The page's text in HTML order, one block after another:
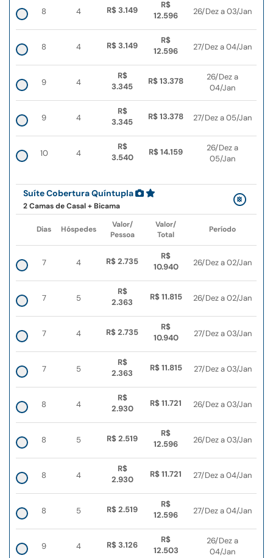
8 4 R$ 3.149
R$
12.596
26/Dez a 03/Jan
8 4 R$ 3.149
R$
12.596
27/Dez a 04/Jan
9 4
R$
3.345
R$ 13.378
26/Dez a
04/Jan
9 4
R$
3.345
R$ 13.378 27/Dez a 05/Jan
10 4
R$
3.540
R$ 14.159
26/Dez a
05/Jan
Suíte Cobertura Quíntupla
2 Camas de Casal + Bicama
Dias Hóspedes
Valor/
Pessoa
Valor/
Total
Período
7 4 R$ 2.735
R$
10.940
26/Dez a 02/Jan
7 5
R$
2.363
R$ 11.815 26/Dez a 02/Jan
7 4 R$ 2.735
R$
10.940
27/Dez a 03/Jan
7 5
R$
2.363
R$ 11.815 27/Dez a 03/Jan
8 4
R$
2.930
R$ 11.721 26/Dez a 03/Jan
8 5 R$ 2.519
R$
12.596
26/Dez a 03/Jan
8 4
R$
2.930
R$ 11.721 27/Dez a 04/Jan
8 5 R$ 2.519
R$
12.596
27/Dez a 04/Jan
9 4 R$ 3.126
R$
12.503
26/Dez a
04/Jan